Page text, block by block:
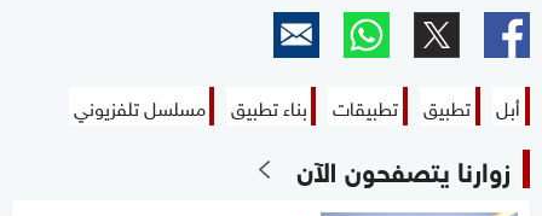
أبل تطبيق تطبيقات بناء تطبيق مسلسل تلفزيوني
زوارنا يتصفحون الآن